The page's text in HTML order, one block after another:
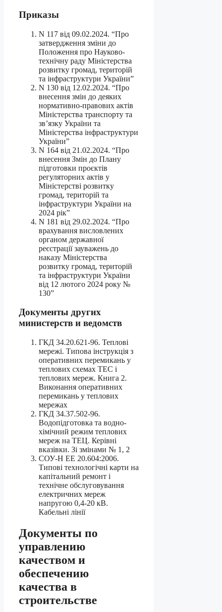
Приказы
N 117 від 09.02.2024. “Про
затвердження зміни до
Положення про Науково-
технічну раду Міністерства
розвитку громад, територій
та інфраструктури України”
N 130 від 12.02.2024. “Про
внесення змін до деяких
нормативно-правових актів
Міністерства транспорту та
зв’язку України та
Міністерства інфраструктури
України”
N 164 від 21.02.2024. “Про
внесення Змін до Плану
підготовки проєктів
регуляторних актів у
Міністерстві розвитку
громад, територій та
інфраструктури України на
2024 рік”
N 181 від 29.02.2024. “Про
врахування висловлених
органом державної
реєстрації зауважень до
наказу Міністерства
розвитку громад, територій
та інфраструктури України
від 12 лютого 2024 року №
130”
Документы других
министерств и ведомств
ГКД 34.20.621-96. Теплові
мережі. Типова інструкція з
оперативних перемикань у
теплових схемах ТЕС і
теплових мереж. Книга 2.
Виконання оперативних
перемикань у теплових
мережах
ГКД 34.37.502-96.
Водопідготовка та водно-
хімічний режим теплових
мереж на ТЕЦ. Керівні
вказівки. Зі змінами № 1, 2
СОУ-Н ЕЕ 20.604:2006.
Типові технологічні карти на
капітальний ремонт і
технічне обслуговування
електричних мереж
напругою 0,4-20 кВ.
Кабельні лінії
Документы по
управлению
качеством и
обеспечению
качества в
строительстве